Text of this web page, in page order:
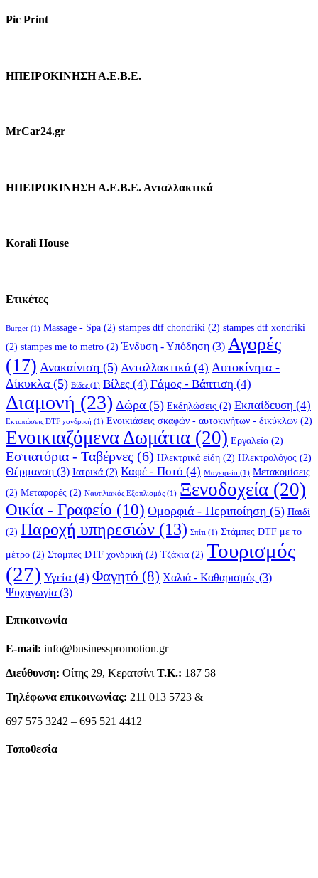
Pic Print
ΗΠΕΙΡΟΚΙΝΗΣΗ Α.Ε.Β.Ε.
MrCar24.gr
ΗΠΕΙΡΟΚΙΝΗΣΗ Α.Ε.Β.Ε. Ανταλλακτικά
Korali House
Ετικέτες
Burger (1) Massage - Spa (2) stampes dtf chondriki (2) stampes dtf xondriki
(2) stampes me to metro (2) Ένδυση - Υπόδηση (3) Αγορές
(17) Ανακαίνιση (5) Ανταλλακτικά (4) Αυτοκίνητα -
Δίκυκλα (5) Βίδες (1) Βίλες (4) Γάμος - Βάπτιση (4)
Διαμονή (23) Δώρα (5) Εκδηλώσεις (2) Εκπαίδευση (4)
Εκτυπώσεις DTF χονδρική (1) Ενοικιάσεις σκαφών - αυτοκινήτων - δικύκλων (2)
Ενοικιαζόμενα Δωμάτια (20) Εργαλεία (2)
Εστιατόρια - Ταβέρνες (6) Ηλεκτρικά είδη (2) Ηλεκτρολόγος (2)
Θέρμανση (3) Ιατρικά (2) Καφέ - Ποτό (4) Μαγειρείο (1) Μετακομίσεις
(2) Μεταφορές (2) Ναυτιλιακός Εξοπλισμός (1) Ξενοδοχεία (20)
Οικία - Γραφείο (10) Ομορφιά - Περιποίηση (5) Παιδί
(2) Παροχή υπηρεσιών (13) Σπίτι (1) Στάμπες DTF με το
μέτρο (2) Στάμπες DTF χονδρική (2) Τζάκια (2) Τουρισμός
(27) Υγεία (4) Φαγητό (8) Χαλιά - Καθαρισμός (3)
Ψυχαγωγία (3)
Επικοινωνία
E-mail: info@businesspromotion.gr
Διεύθυνση: Οίτης 29, Κερατσίνι Τ.Κ.: 187 58
Τηλέφωνα επικοινωνίας: 211 013 5723 &
697 575 3242 – 695 521 4412
Τοποθεσία